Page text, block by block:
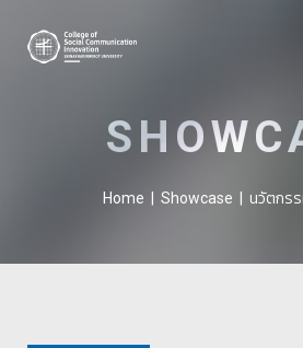
Home Showcase นวัตกร